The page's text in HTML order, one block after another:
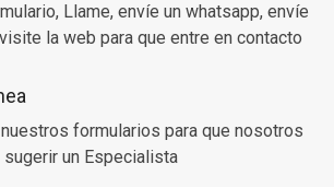
Llame, envíe un whatsapp, envíe
la web para que entre en contacto
formularios para que nosotros
un Especialista